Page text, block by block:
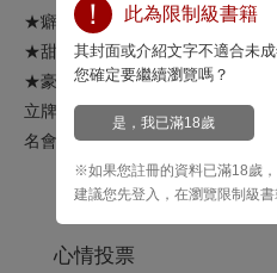
★癖好滿載的VTuber BL情侶續集♡
★甜蜜Ｓ愛照顧人的經紀人×不自
★豪華限定版內容含：請注視深
立牌、小冊子組(2入)、典藏霧透
名會資格抽選序號卡！(此活動已
心情投票
此為限制級書籍
其封面或介紹文字不適合未成
您確定要繼續瀏覽嗎？
是，我已滿18歲
※如果您註冊的資料已滿18歲，
建議您先登入，在瀏覽限制級書